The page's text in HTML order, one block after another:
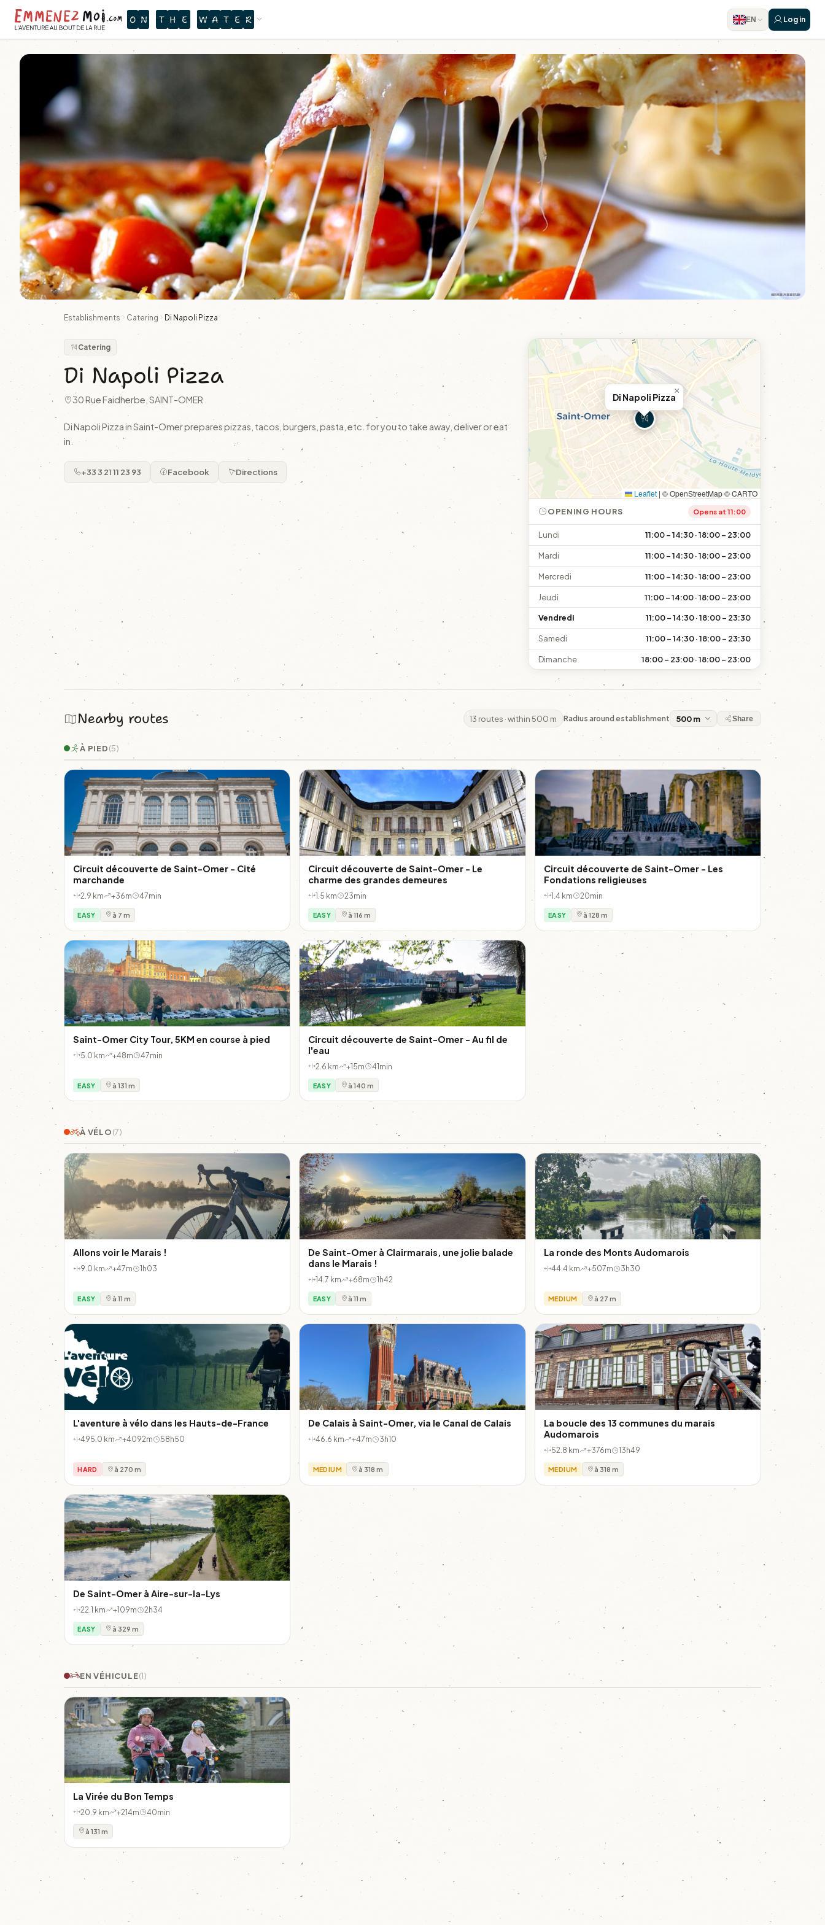
O N T H E W A T E R EN Log in
© © DR
Establishments Catering Di Napoli Pizza
Catering
Di Napoli Pizza
30 Rue Faidherbe, SAINT-OMER
Di Napoli Pizza in Saint-Omer prepares pizzas, tacos, burgers, pasta, etc. for you to take away, deliver or eat
in.
+33 3 21 11 23 93 Facebook Directions
Di Napoli Pizza
×
Leaflet | © OpenStreetMap © CARTO
OPENING HOURS Opens at 11:00
Lundi 11:00 – 14:30 · 18:00 – 23:00
Mardi 11:00 – 14:30 · 18:00 – 23:00
Mercredi 11:00 – 14:30 · 18:00 – 23:00
Jeudi 11:00 – 14:00 · 18:00 – 23:00
Vendredi 11:00 – 14:30 · 18:00 – 23:30
Samedi 11:00 – 14:30 · 18:00 – 23:30
Dimanche 18:00 – 23:00 · 18:00 – 23:00
Nearby routes 13 routes · within 500 m Radius around establishment Share
À PIED(5)
Circuit découverte de Saint-Omer - Cité
marchande
2.9 km +36m 47min
EASY à 7 m
Circuit découverte de Saint-Omer - Le
charme des grandes demeures
1.5 km 23min
EASY à 116 m
Circuit découverte de Saint-Omer - Les
Fondations religieuses
1.4 km 20min
EASY à 128 m
Saint-Omer City Tour, 5KM en course à pied
5.0 km +48m 47min
EASY à 131 m
Circuit découverte de Saint-Omer - Au fil de
l'eau
2.6 km +15m 41min
EASY à 140 m
À VÉLO(7)
Allons voir le Marais !
9.0 km +47m 1h03
EASY à 11 m
De Saint-Omer à Clairmarais, une jolie balade
dans le Marais !
14.7 km +68m 1h42
EASY à 11 m
La ronde des Monts Audomarois
44.4 km +507m 3h30
MEDIUM à 27 m
L'aventure à vélo dans les Hauts-de-France
495.0 km +4092m 58h50
HARD à 270 m
De Calais à Saint-Omer, via le Canal de Calais
46.6 km +47m 3h10
MEDIUM à 318 m
La boucle des 13 communes du marais
Audomarois
52.8 km +376m 13h49
MEDIUM à 318 m
De Saint-Omer à Aire-sur-la-Lys
22.1 km +109m 2h34
EASY à 329 m
EN VÉHICULE(1)
La Virée du Bon Temps
20.9 km +214m 40min
à 131 m